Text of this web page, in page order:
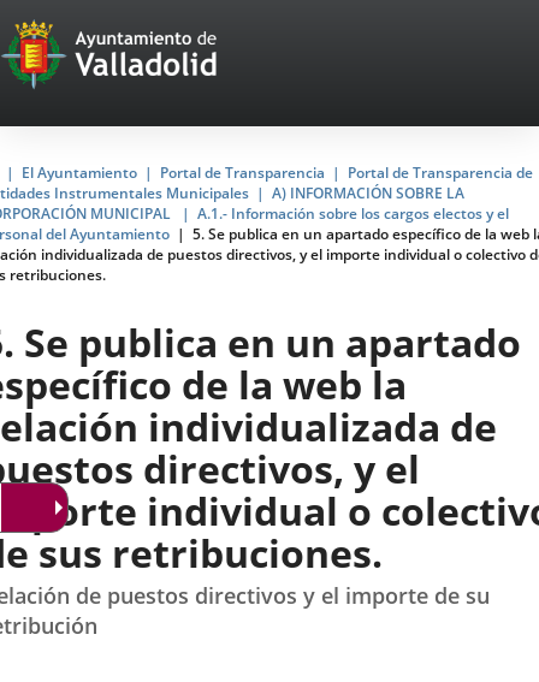
Portal
Web
del
Ayuntamiento
de
Valladolid
El Ayuntamiento Portal de Transparencia
Portal de Transparencia de
Instrumentales Municipales
A) INFORMACIÓN SOBRE LA
MUNICIPAL
A.1.- Información sobre los cargos electos y el
del Ayuntamiento
5. Se publica en un apartado específico de la web
individualizada de puestos directivos, y el importe individual o colectivo
retribuciones.
Se publica en un apartado
de la web la
individualizada de
directivos, y el
individual o
sus retribuciones.
de puestos directivos y el importe de su